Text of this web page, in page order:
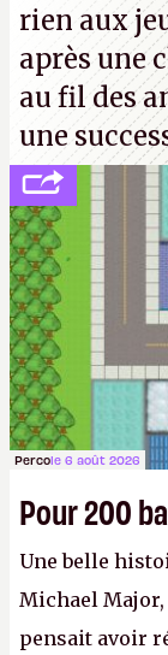
rien aux
après une
au fil des
une
Percole 6 août 2026
Pour 200
Une belle
Michael Major,
pensait avoir